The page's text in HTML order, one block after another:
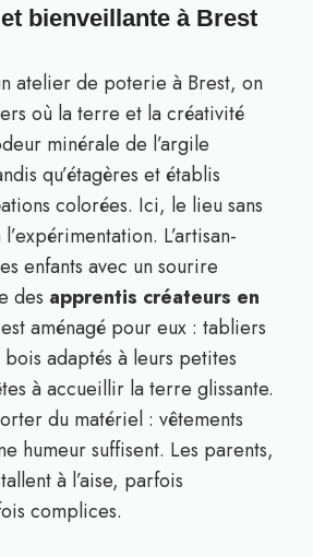
bienveillante à Brest
atelier de poterie à Brest, on
où la terre et la créativité
minérale de l’argile
qu’étagères et établis
colorées. Ici, le lieu sans
L’artisan-
enfants avec un sourire
des apprentis créateurs en
est aménagé pour eux : tabliers
adaptés à leurs petites
à accueillir la terre glissante.
du matériel : vêtements
humeur suffisent. Les parents,
à l’aise, parfois
complices.